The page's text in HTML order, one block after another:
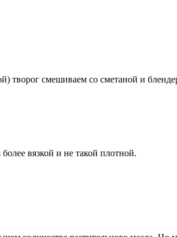
творог смешиваем со сметаной и
вязкой и не такой плотной.